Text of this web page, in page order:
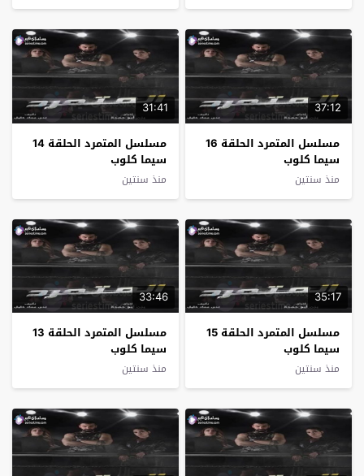
37:12
مسلسل المتمرد الحلقة 16
سيما كلوب
منذ سنتين
31:41
مسلسل المتمرد الحلقة 14
سيما كلوب
منذ سنتين
35:17
مسلسل المتمرد الحلقة 15
سيما كلوب
منذ سنتين
33:46
مسلسل المتمرد الحلقة 13
سيما كلوب
منذ سنتين